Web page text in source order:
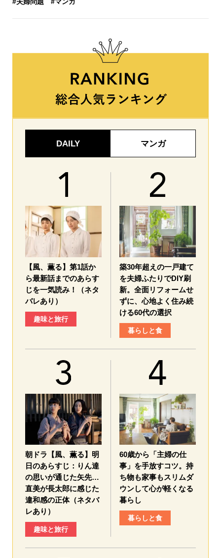
#夫婦問題 #マンガ
DAILY マンガ
【風、薫る】第1話か
ら最新話までのあらす
じを一気読み！（ネタ
バレあり）
趣味と旅行
築30年超えの一戸建て
を夫婦ふたりでDIY刷
新。全面リフォームせ
ずに、心地よく住み続
ける60代の選択
暮らしと食
朝ドラ【風、薫る】明
日のあらすじ：​りん達
の思いが通じた矢先…
直美が長太郎に感じた
違和感の正体（ネタバ
レあり）
趣味と旅行
60歳から「主婦の仕
事」を手放すコツ。持
ち物も家事もスリムダ
ウンして心が軽くなる
暮らし
暮らしと食